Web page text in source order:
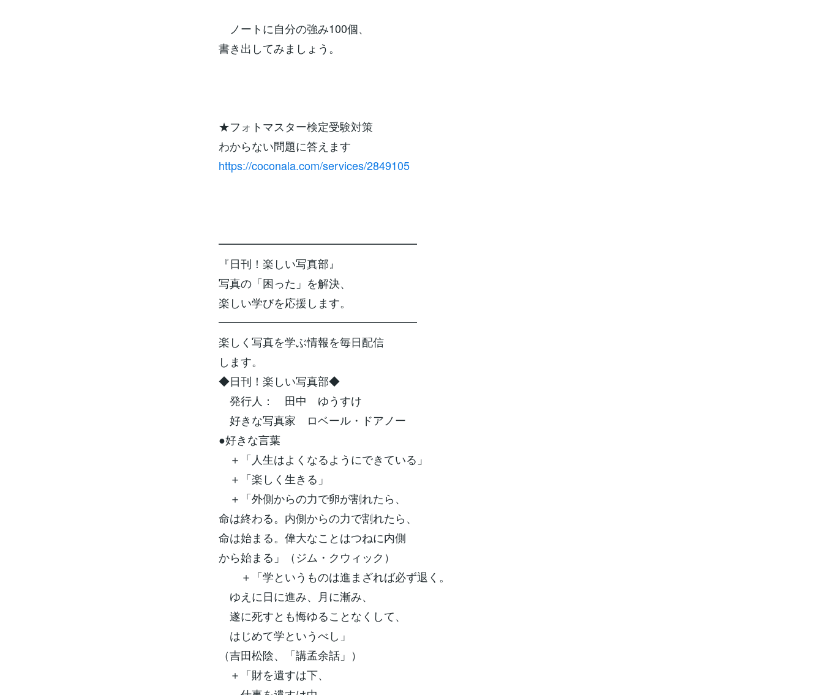
ノートに自分の強み100個、
書き出してみましょう。
★フォトマスター検定受験対策
わからない問題に答えます
https://coconala.com/services/2849105
━━━━━━━━━━━━━━━━━━
『日刊！楽しい写真部』
写真の「困った」を解決、
楽しい学びを応援します。
━━━━━━━━━━━━━━━━━━
楽しく写真を学ぶ情報を毎日配信
します。
◆日刊！楽しい写真部◆
発行人： 田中 ゆうすけ
好きな写真家 ロベール・ドアノー
●好きな言葉
＋「人生はよくなるようにできている」
＋「楽しく生きる」
＋「外側からの力で卵が割れたら、
命は終わる。内側からの力で割れたら、
命は始まる。偉大なことはつねに内側
から始まる」（ジム・クウィック）
＋「学というものは進まざれば必ず退く。
ゆえに日に進み、月に漸み、
遂に死すとも悔ゆることなくして、
はじめて学というべし」
（吉田松陰、「講孟余話」）
＋「財を遺すは下、